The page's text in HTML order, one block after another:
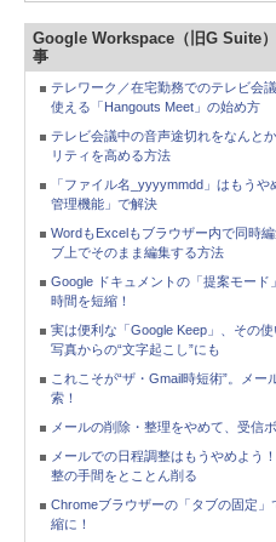
Google Workspace（旧G Suite
事
テレワーク／在宅勤務でのテレビ会
使える「Hangouts Meet」の始め方
テレビ会議中の音声途切れをなんと
リティを高める方法
「ファイル名_yyyymmdd」はもう
管理機能」で解決
WordもExcelもブラウザー内で同時
ブ上でそのまま編集する方法
Google ドキュメントの「提案モー
時間を短縮！
実は便利な「Google Keep」、その
写真からの“文字起こし”にも
これこそが“ザ・Gmail時短術”。メ
索！
メールの削除・整理をやめて、受信
メールでの日程調整はもうやめよう
整の手間をとことん削る
Chromeブラウザーの「タブの固定
縮に！